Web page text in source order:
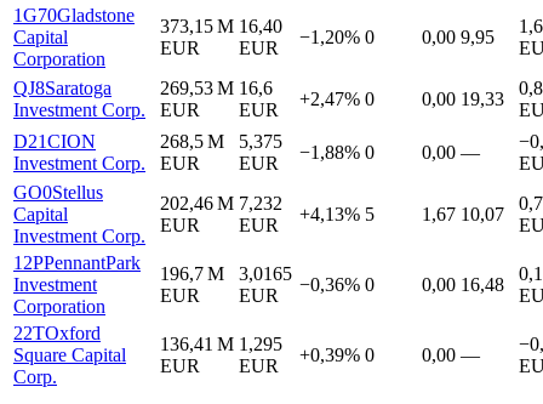
1G70Gladstone
Capital
Corporation
373,15 M
EUR
16,40
EUR
−1,20% 0 0,00 9,95
QJ8Saratoga
Investment Corp.
269,53 M
EUR
16,6
EUR
+2,47% 0 0,00 19,33
D21CION
Investment Corp.
268,5 M
EUR
5,375
EUR
−1,88% 0 0,00 —
GO0Stellus
Capital
Investment Corp.
202,46 M
EUR
7,232
EUR
+4,13% 5 1,67 10,07
12PPennantPark
Investment
Corporation
196,7 M
EUR
3,0165
EUR
−0,36% 0 0,00 16,48
22TOxford
Square Capital
Corp.
136,41 M
EUR
1,295
EUR
+0,39% 0 0,00 —